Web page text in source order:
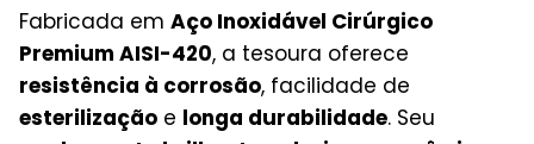
Fabricada em Aço Inoxidável Cirúrgico
Premium AISI-420, a tesoura oferece
resistência à corrosão, facilidade de
esterilização e longa durabilidade. Seu